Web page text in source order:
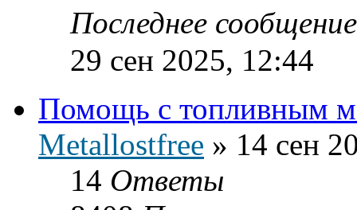
Последнее
29 сен 2025, 12:44
Помощь с топливным
Metallostfree » 14 сен
14 Ответы